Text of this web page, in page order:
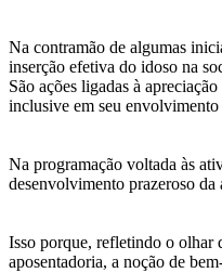
Na contramão de algumas
inserção efetiva do idoso na
São ações ligadas à
inclusive em seu envolvimento
Na programação voltada às
desenvolvimento prazeroso
Isso porque, refletindo o olhar
aposentadoria, a noção de